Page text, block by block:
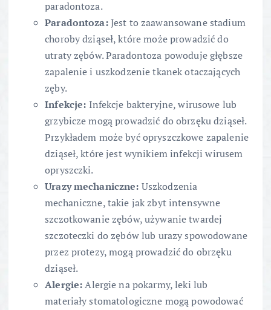
paradontoza.
Paradontoza:Jest to zaawansowane stadium
choroby dziąseł, które może prowadzić do
utraty zębów. Paradontoza powoduje głębsze
zapalenie i uszkodzenie tkanek otaczających
zęby.
Infekcje: Infekcje bakteryjne, wirusowe lub
grzybicze mogą prowadzić do obrzęku dziąseł.
Przykładem może być opryszczkowe zapalenie
dziąseł, które jest wynikiem infekcji wirusem
opryszczki.
Urazy mechaniczne: Uszkodzenia
mechaniczne, takie jak zbyt intensywne
szczotkowanie zębów, używanie twardej
szczoteczki do zębów lub urazy spowodowane
przez protezy, mogą prowadzić do obrzęku
dziąseł.
Alergie:Alergie na pokarmy, leki lub
materiały stomatologiczne mogą powodować